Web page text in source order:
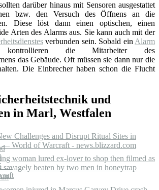
darüber hinaus mit Sensoren ausgestattet
bzw. den Versuch des Öffnens an die
Diese löst dann einen optischen, einen
Arten des Alarms aus. Sie kann auch mit der
verbunden sein. Sobald ein Alarm
die Mitarbeiter des
das Gebäude. Oft müssen sie dann nur die
Die Einbrecher haben schon die Flucht
und
in Marl, Westfalen
Challenges and Disrupt Ritual Sites in
— World of Warcraft - news.blizzard.com
woman lured ex-lover to shop then filmed as
savagely beaten by two men in honeytrap